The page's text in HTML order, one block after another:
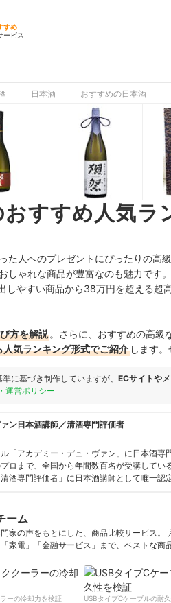
すめ
ービス
日本酒 おすすめの日本酒
おすすめ人気
た人へのプレゼントにぴったりの高
しゃれな商品が豊富なのも魅力です
やすい商品から38万円を超える超
方を解説 。さらに、おすすめの高級
気ランキング形式でご紹介 します
に基づき制作していますが、 ECサイトや
運営ポリシー
ン日本酒講師／清酒専門評価者
「アカデミー・デュ・ヴァン」に日本酒
ロまで、全国から年間数百名が受講してい
酒専門評価者」に日本酒講師として唯一
識を伝える専門職であるため、日本酒初心
らも出演依頼を受けている。
ル
ーム
家の声をもとにした、商品比較サービス
家電」「金融サービス」まで、ベストな商
ムのプロフィール
ーの冷却力を検証
USBタイプCケーブルの耐久